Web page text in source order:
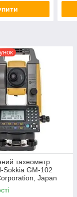
тахеометр
Sokkia GM-102
Japan